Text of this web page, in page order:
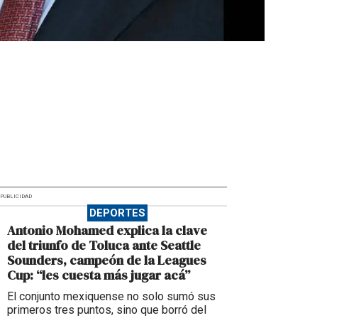
PUBLICIDAD
DEPORTES
Antonio Mohamed explica la clave
del triunfo de Toluca ante Seattle
Sounders, campeón de la Leagues
Cup: “les cuesta más jugar acá”
El conjunto mexiquense no solo sumó sus
primeros tres puntos, sino que borró del